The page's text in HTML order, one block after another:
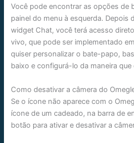
Você pode encontrar as opções de
painel do menu à esquerda. Depois
widget Chat, você terá acesso
vivo, que pode ser implementado
quiser personalizar o bate-papo,
baixo e configurá-lo da maneira que
Como desativar a câmera do
Se o ícone não aparece com o
ícone de um cadeado, na barra de
botão para ativar e desativar a